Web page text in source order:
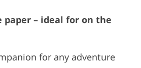
– ideal for on the
for any adventure